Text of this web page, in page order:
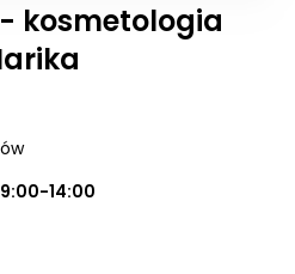
- kosmetologia
14:00